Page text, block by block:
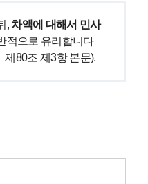
, 차액에 대해서 민사
적으로 유리합니다
제80조 제3항 본문).